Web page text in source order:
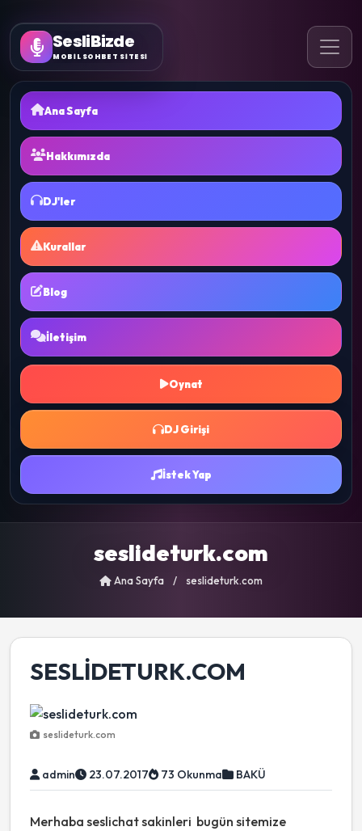
SesliBizde
MOBİL SOHBET SİTESİ
Ana Sayfa
Hakkımızda
DJ'ler
Kurallar
Blog
İletişim
Oynat
DJ Girişi
İstek Yap
seslideturk.com
Ana Sayfa / seslideturk.com
SESLIDETURK.COM
seslideturk.com
admin 23.07.2017 73 Okunma BAKÜ
Merhaba seslichat sakinleri bugün sitemize